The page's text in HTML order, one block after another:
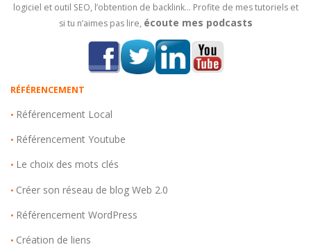
logiciel et outil SEO, l’obtention de backlink… Profite de mes tutoriels et
si tu n’aimes pas lire, écoute mes podcasts
RÉFÉRENCEMENT
• Référencement Local
• Référencement Youtube
• Le choix des mots clés
• Créer son réseau de blog Web 2.0
• Référencement WordPress
• Création de liens